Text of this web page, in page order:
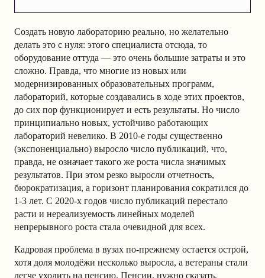
Создать новую лабораторию реально, но желательно
делать это с нуля: этого специалиста отсюда, то
оборудование оттуда — это очень большие затраты и это
сложно. Правда, что многие из новых или
модернизированных образовательных программ,
лабораторий, которые создавались в ходе этих проектов,
до сих пор функционирует и есть результаты. Но число
принципиально новых, устойчиво работающих
лабораторий невелико. В 2010-е годы существенно
(экспоненциально) выросло число публикаций, что,
правда, не означает такого же роста числа значимых
результатов. При этом резко выросли отчетность,
бюрократизация, а горизонт планирования сократился до
1-3 лет. С 2020-х годов число публикаций перестало
расти и нереализуемость линейных моделей
непрерывного роста стала очевидной для всех.
Кадровая проблема в вузах по-прежнему остается острой,
хотя доля молодёжи несколько выросла, а ветераны стали
легче уходить на пенсию. Пенсии, нужно сказать,